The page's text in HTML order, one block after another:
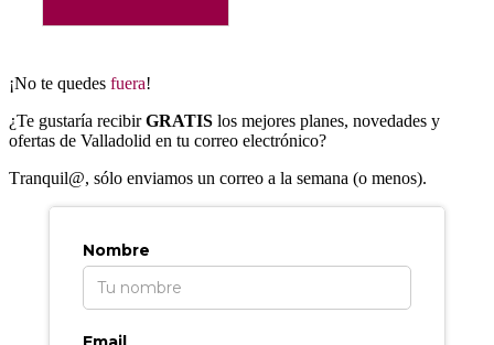
¡No te quedes fuera!
¿Te gustaría recibirGRATIS los mejores planes, novedades y
ofertas de Valladolid en tu correo electrónico?
Tranquil@, sólo enviamos un correo a la semana (o menos).